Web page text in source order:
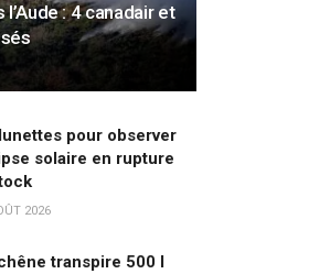
: 4 canadair et
pour observer
solaire en rupture
2026
transpire 500 l